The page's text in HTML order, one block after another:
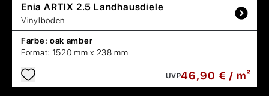
Enia ARTIX 2.5 Landhausdiele
Vinylboden
Farbe: oak amber
Format: 1520 mm x 238 mm
UVP46,90 € / m²